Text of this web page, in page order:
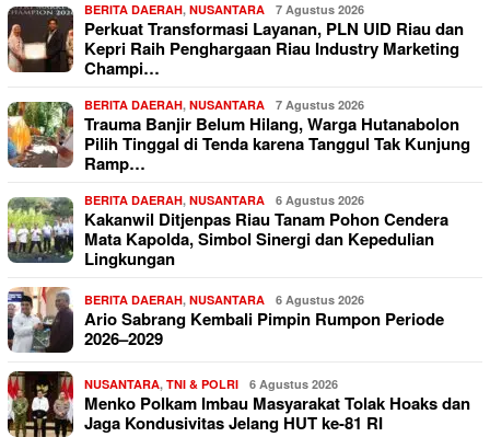
BERITA DAERAH, NUSANTARA 7 Agustus 2026
Perkuat Transformasi Layanan, PLN UID Riau dan
Kepri Raih Penghargaan Riau Industry Marketing
Champi…
BERITA DAERAH, NUSANTARA 7 Agustus 2026
Trauma Banjir Belum Hilang, Warga Hutanabolon
Pilih Tinggal di Tenda karena Tanggul Tak Kunjung
Ramp…
BERITA DAERAH, NUSANTARA 6 Agustus 2026
Kakanwil Ditjenpas Riau Tanam Pohon Cendera
Mata Kapolda, Simbol Sinergi dan Kepedulian
Lingkungan
BERITA DAERAH, NUSANTARA 6 Agustus 2026
Ario Sabrang Kembali Pimpin Rumpon Periode
2026–2029
NUSANTARA, TNI & POLRI 6 Agustus 2026
Menko Polkam Imbau Masyarakat Tolak Hoaks dan
Jaga Kondusivitas Jelang HUT ke-81 RI